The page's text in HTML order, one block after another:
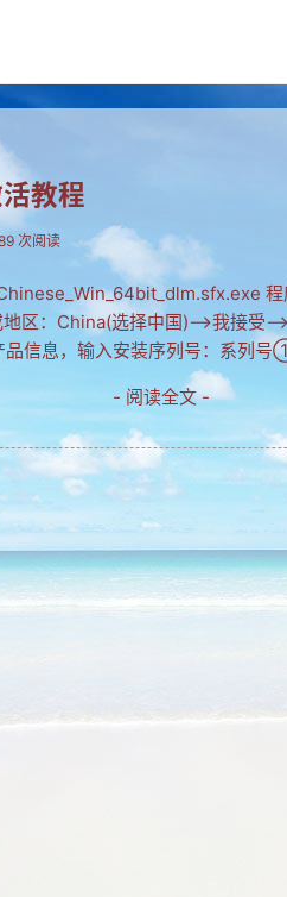
教程
次阅读
区：China(选择中国)-->我接受
品信息，输入安装序列号：系
- 阅读全文 -